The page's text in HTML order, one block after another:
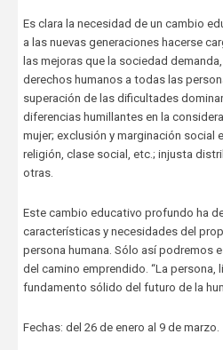
Es clara la necesidad de un cambio
a las nuevas generaciones hacerse
las mejoras que la sociedad
derechos humanos a todas las
superación de las dificultades
diferencias humillantes en la
mujer; exclusión y marginación social
religión, clase social, etc.; injusta
otras.
Este cambio educativo profundo ha
características y necesidades del
persona humana. Sólo así podremos
del camino emprendido. “La persona,
fundamento sólido del futuro de la
Fechas: del 26 de enero al 9 de marzo.